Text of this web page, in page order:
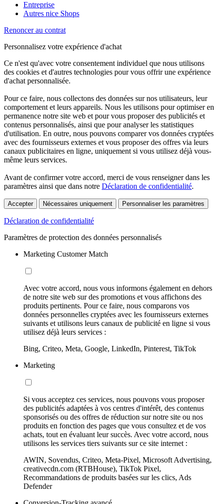
Entreprise
Autres nice Shops
Renoncer au contrat
Personnalisez votre expérience d'achat
Ce n'est qu'avec votre consentement individuel que nous utilisons
des cookies et d'autres technologies pour vous offrir une expérience
d'achat personnalisée.
Pour ce faire, nous collectons des données sur nos utilisateurs, leur
comportement et leurs appareils. Nous les utilisons pour optimiser en
permanence notre site web et pour vous proposer des publicités et
contenus personnalisés, ainsi que pour analyser les statistiques
d'utilisation. En outre, nous pouvons comparer vos données cryptées
avec des fournisseurs externes et vous proposer des offres via leurs
canaux publicitaires en ligne, uniquement si vous utilisez déjà vous-
même leurs services.
Avant de confirmer votre accord, merci de vous renseigner dans les
paramètres ainsi que dans notre Déclaration de confidentialité.
Accepter Nécessaires uniquement Personnaliser les paramètres
Déclaration de confidentialité
Paramètres de protection des données personnalisés
Marketing Customer Match
Avec votre accord, nous vous informons également en dehors
de notre site web sur des promotions et vous affichons des
produits pertinents. Pour ce faire, nous comparons vos
données personnelles cryptées avec les fournisseurs externes
suivants et utilisons leurs canaux de publicité en ligne si vous
utilisez déjà leurs services :
Bing, Criteo, Meta, Google, LinkedIn, Pinterest, TikTok
Marketing
Si vous acceptez ces services, nous pouvons vous proposer
des publicités adaptées à vos centres d'intérêt, des contenus
sponsorisés ou des offres de réduction sur notre site ou nos
produits en fonction des pages que vous consultez et de vos
achats, tout en évaluant leur succès. Avec votre accord, nous
utilisons les services tiers suivants sur ce site internet :
AWIN, Sovendus, Criteo, Meta-Pixel, Microsoft Advertising,
creativecdn.com (RTBHouse), TikTok Pixel,
Recommandations de produits basées sur les clics, Ads
Defender